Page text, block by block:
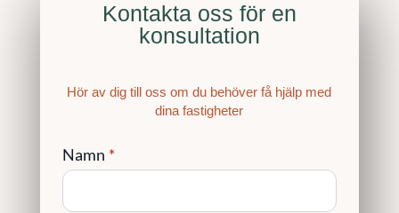
Kontakta oss för en
konsultation
Hör av dig till oss om du behöver få hjälp med
dina fastigheter
Namn *